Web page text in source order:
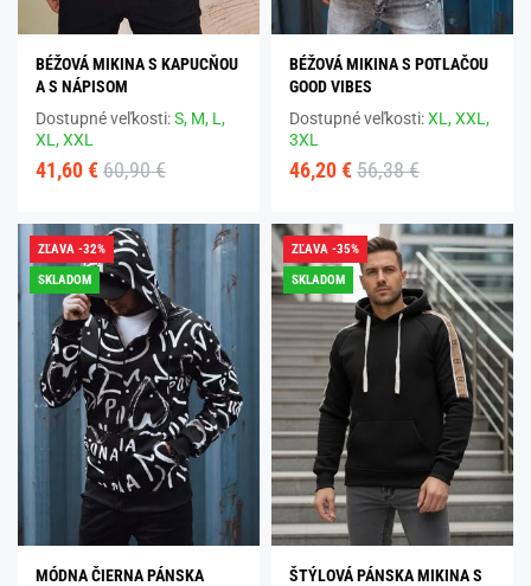
BÉŽOVÁ MIKINA S KAPUCŇOU
A S NÁPISOM
Dostupné veľkosti:S, M, L,
XL,XXL
41,60 € 60,90 €
BÉŽOVÁ MIKINA S POTLAČOU
GOOD VIBES
Dostupné veľkosti:XL,XXL,
3XL
46,20 € 56,38 €
ZĽAVA -32%
SKLADOM
MÓDNA ČIERNA PÁNSKA
ZĽAVA -35%
SKLADOM
ŠTÝLOVÁ PÁNSKA MIKINA S